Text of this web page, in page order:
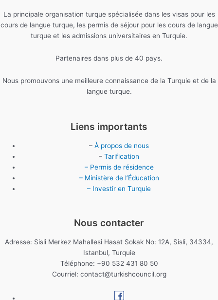
La principale organisation turque spécialisée dans les visas pour les
cours de langue turque, les permis de séjour pour les cours de langue
turque et les admissions universitaires en Turquie.
Partenaires dans plus de 40 pays.
Nous promouvons une meilleure connaissance de la Turquie et de la
langue turque.
Liens importants
–À propos de nous
–Tarification
– Permis de résidence
– Ministère de l’Éducation
– Investir en Turquie
Nous contacter
Adresse: Sisli Merkez Mahallesi Hasat Sokak No: 12A, Sisli, 34334,
Istanbul, Turquie
Téléphone: +90 532 431 80 50
Courriel: contact@turkishcouncil.org